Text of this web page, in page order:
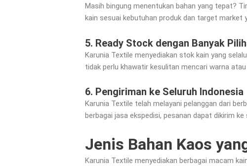
Masih bingung menentukan bahan yang tepat?
kain sesuai kebutuhan produk dan target market
5. Ready Stock dengan Banyak
Karunia Textile menyediakan stok kain yang
tidak perlu khawatir kesulitan mencari warna
6. Pengiriman ke Seluruh Indonesia
Karunia Textile telah melayani pelanggan dari
berbagai jasa ekspedisi, pesanan dapat dikirim
Jenis Bahan Kaos
Karunia Textile menyediakan berbagai macam